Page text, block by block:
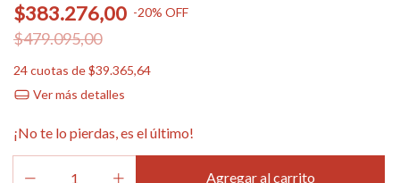
$383.276,00 -20% OFF
$479.095,00
24cuotas de$39.365,64
Ver más detalles
¡No te lo pierdas, es el último!